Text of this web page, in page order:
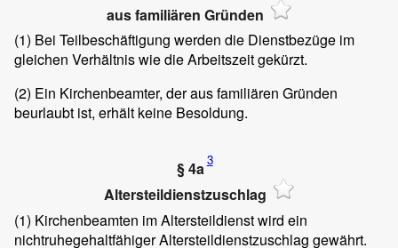
aus familiären Gründen
(1) Bei Teilbeschäftigung werden die Dienstbezüge im
gleichen Verhältnis wie die Arbeitszeit gekürzt.
(2) Ein Kirchenbeamter, der aus familiären Gründen
beurlaubt ist, erhält keine Besoldung.
§ 4a3
Altersteildienstzuschlag
(1) Kirchenbeamten im Altersteildienst wird ein
nichtruhegehaltfähiger Altersteildienstzuschlag gewährt.